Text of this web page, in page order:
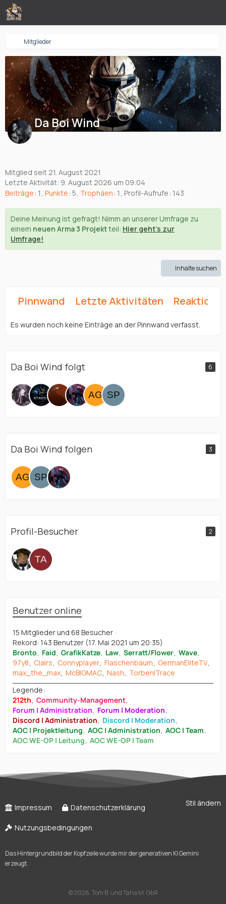
Mitglieder
Da Boi Wind
Mitglied seit 21. August 2021
Letzte Aktivität: 9. August 2026 um 09:04
Beiträge 1 Punkte 5 Trophäen 1 Profil-Aufrufe 143
Deine Meinung ist gefragt! Nimm an unserer Umfrage zu
einem neuen Arma 3 Projektteil: Hier geht's zur
Umfrage!
Inhalte suchen
Pinnwand Letzte Aktivitäten
Es wurden noch keine Einträge an der Pinnwand verfasst.
Da Boi Wind folgt 6
Da Boi Wind folgen 3
Profil-Besucher 2
Benutzer online
15 Mitglieder und 68 Besucher
Rekord: 143 Benutzer (17. Mai 2021 um 20:35)
Bronto
Faid GrafikKatze Law Serratt/Flower Wave
97y8
Clairs Connyplayer Flaschenbaum
GermanEliteTV
max_the_max McBIGMAC Nash
Torben|Trace
Legende
212th Community-Management
Forum | Administration
Forum | Moderation
Discord | Administration
Discord | Moderation
AOC | Projektleitung AOC | Administration AOC | Team
AOC WE-OP | Leitung AOC WE-OP | Team
Stil ändern
Impressum Datenschutzerklärung
Nutzungsbedingungen
Das Hintergrundbild der Kopfzeile wurde mir der generativen KI Gemini
erzeugt.
©2026, Tom B. und Taha M. GbR